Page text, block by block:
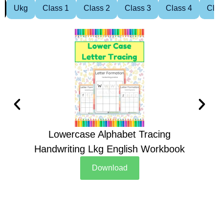
Ukg Class 1 Class 2 Class 3 Class 4
Lowercase Alphabet Tracing
Handwriting Lkg English Workbook
Download